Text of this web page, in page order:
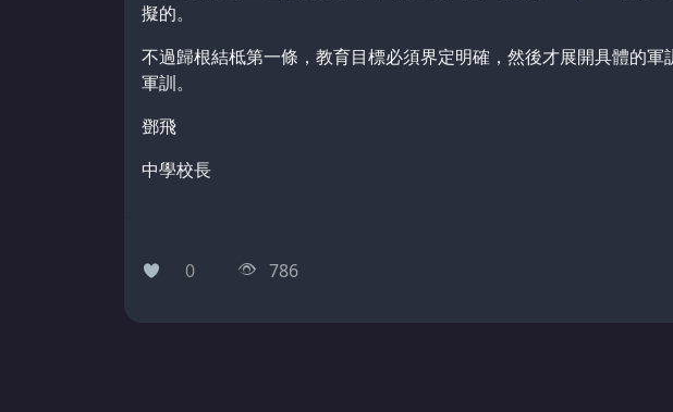
擬的。
不過歸根結柢第一條，教育目標必須界定明確，然後才展開具體的
軍訓。
鄧飛
中學校長
0 786